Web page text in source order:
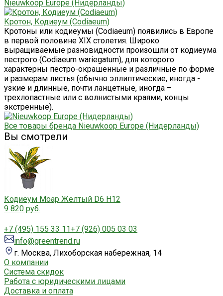
Nieuwkoop Europe (Нидерланды)
Кротон, Кодиеум (Codiaeum)
Кротоны или кодиеумы (Codiaeum) появились в Европе
в первой половине XIX столетия. Широко
выращиваемые разновидности произошли от кодиеума
пестрого (Codiaeum wariegatum), для которого
характерны пестро-окрашенные и различные по форме
и размерам листья (обычно эллиптические, иногда -
узкие и длинные, почти ланцетные, иногда –
трехлопастные или с волнистыми краями, концы
экстренные).
Все товары бренда Nieuwkoop Europe (Нидерланды)
Вы смотрели
Кодиеум Моар Желтый D6 H12
9 820 руб.
+7 (495) 155 33 11+7 (926) 005 03 03
info@greentrend.ru
г. Москва, Лихоборская набережная, 14
О компании
Система скидок
Работа с юридическими лицами
Доставка и оплата